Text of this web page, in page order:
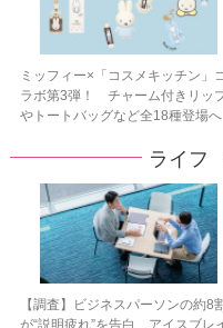
ミッフィー×「コスメキッチン」
ラボ第3弾！ チャーム付きリッ
やトートバッグなど全18種登場へ
ライフ
【調査】ビジネスパーソンの約8